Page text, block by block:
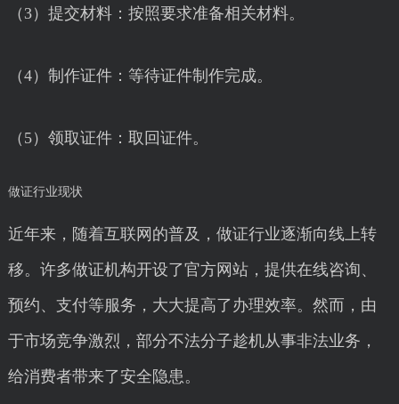
（3）提交材料：按照要求准备相关材料。
（4）制作证件：等待证件制作完成。
（5）领取证件：取回证件。
做证行业现状
近年来，随着互联网的普及，做证行业逐渐向线上转
移。许多做证机构开设了官方网站，提供在线咨询、
预约、支付等服务，大大提高了办理效率。然而，由
于市场竞争激烈，部分不法分子趁机从事非法业务，
给消费者带来了安全隐患。